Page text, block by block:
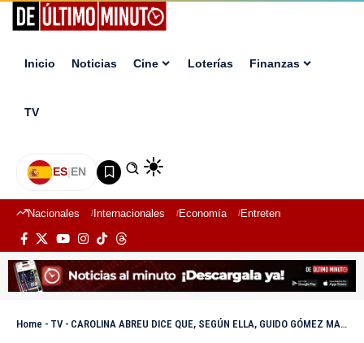
Inicio Noticias Cine Loterías Finanzas
TV
ES|EN
Nacionales Internacionales Economía Entretenimiento
Home - TV- CAROLINA ABREU DICE QUE, SEGÚN ELLA, GUIDO GÓMEZ MAZARA SERÍA MEJOR PRESIDENTE DEL PRM I EL MATUTINO